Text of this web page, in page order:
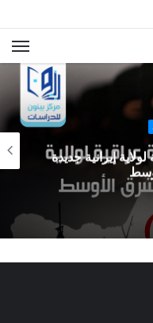
إيرانية جديدة